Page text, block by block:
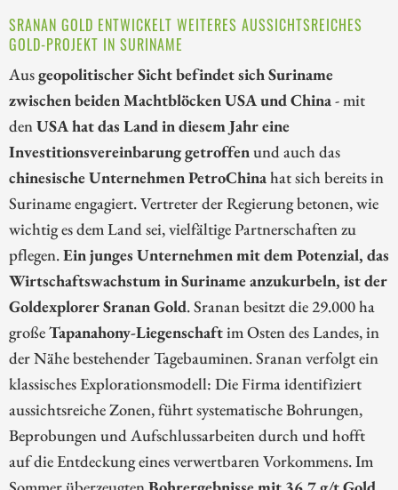
SRANAN GOLD ENTWICKELT WEITERES AUSSICHTSREICHES
GOLD-PROJEKT IN SURINAME
Ausgeopolitischer Sicht befindet sich Suriname
zwischen beiden Machtblöcken USA und China- mit
denUSA hat das Land in diesem Jahr eine
Investitionsvereinbarung getroffenund auch das
chinesische Unternehmen PetroChinahat sich bereits in
Suriname engagiert. Vertreter der Regierung betonen, wie
wichtig es dem Land sei, vielfältige Partnerschaften zu
pflegen.Ein junges Unternehmen mit dem Potenzial, das
Wirtschaftswachstum in Suriname anzukurbeln, ist der
Goldexplorer Sranan Gold. Sranan besitzt die 29.000 ha
großeTapanahony-Liegenschaftim Osten des Landes, in
der Nähe bestehender Tagebauminen. Sranan verfolgt ein
klassisches Explorationsmodell: Die Firma identifiziert
aussichtsreiche Zonen, führt systematische Bohrungen,
Beprobungen und Aufschlussarbeiten durch und hofft
auf die Entdeckung eines verwertbaren Vorkommens. Im